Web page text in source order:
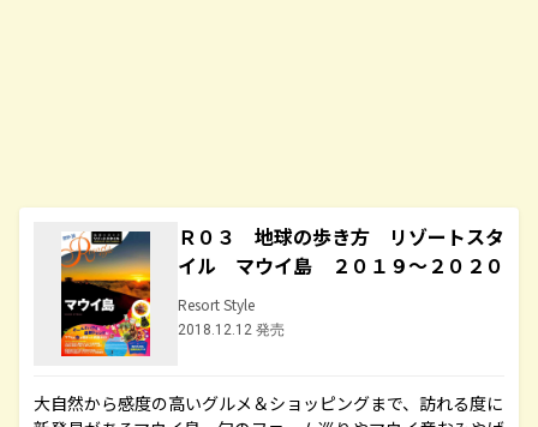
Ｒ０３ 地球の歩き方 リゾートスタ
イル マウイ島 ２０１９～２０２０
Resort Style
2018.12.12 発売
大自然から感度の高いグルメ＆ショッピングまで、訪れる度に